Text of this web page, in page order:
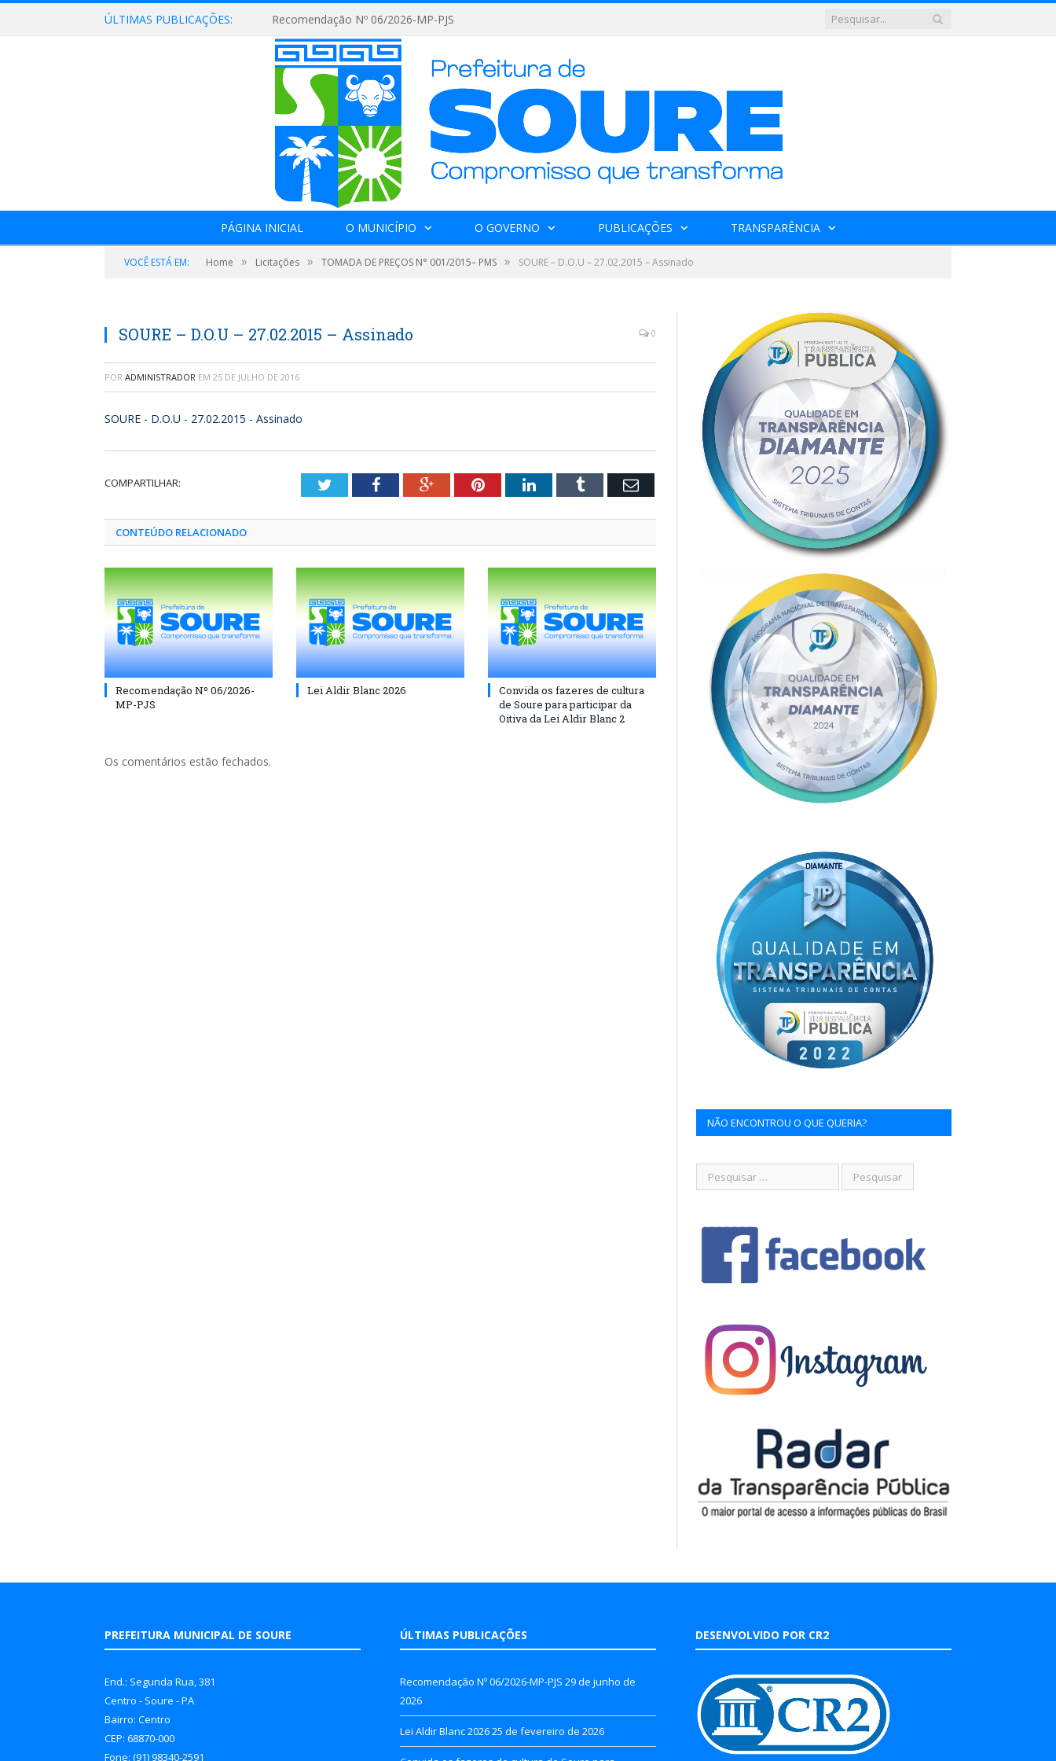
ÚLTIMAS PUBLICAÇÕES: Recomendação Nº 06/2026-MP-PJS
PÁGINA INICIAL O MUNICÍPIO O GOVERNO PUBLICAÇÕES TRANSPARÊNCIA
VOCÊ ESTÁ EM: Home » Licitações » TOMADA DE PREÇOS N° 001/2015– PMS » SOURE – D.O.U – 27.02.2015 – Assinado
SOURE – D.O.U – 27.02.2015 – Assinado 0
POR ADMINISTRADOR EM 25 DE JULHO DE 2016
SOURE - D.O.U - 27.02.2015 - Assinado
COMPARTILHAR: TwitterFacebookGoogle+PinterestLinkedInTumblr Email
CONTEÚDO RELACIONADO
Recomendação Nº 06/2026-
MP-PJS
Lei Aldir Blanc 2026
Convida os fazeres de cultura
de Soure para participar da
Oitiva da Lei Aldir Blanc 2
Os comentários estão fechados.
NÃO ENCONTROU O QUE QUERIA?
PREFEITURA MUNICIPAL DE SOURE
End.: Segunda Rua, 381
Centro - Soure - PA
Bairro: Centro
CEP: 68870-000
Fone: (91) 98340-2591
ÚLTIMAS PUBLICAÇÕES
Recomendação Nº 06/2026-MP-PJS 29 de junho de
2026
Lei Aldir Blanc 202625 de fevereiro de 2026
DESENVOLVIDO POR CR2